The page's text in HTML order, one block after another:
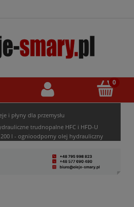
i płyny dla przemysłu
trudnopalne HFC i HFD-U
- 200 l - ognioodporny olej hydrauliczny